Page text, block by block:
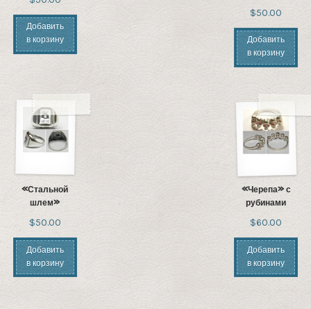
Добавить
в корзину
$50.00
Добавить
в корзину
«Стальной
шлем»
$50.00
Добавить
в корзину
«Черепа» с
рубинами
$60.00
Добавить
в корзину